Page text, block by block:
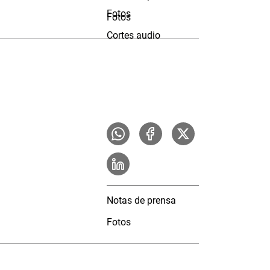
Fotos
Cortes audio
Fotos
Notas de prensa
Fotos